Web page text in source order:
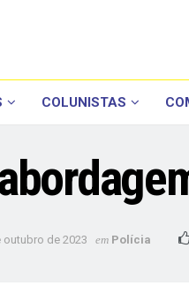
COLUNISTAS
outubro de 2023 em Polícia